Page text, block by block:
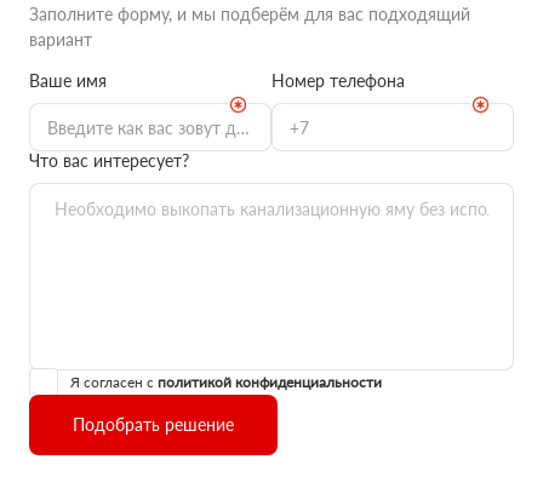
Заполните форму, и мы подберём для вас подходящий
вариант
Ваше имя
Номер телефона
Что вас интересует?
Я согласен с политикой конфиденциальности
Подобрать решение